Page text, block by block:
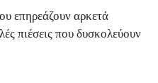
επηρεάζουν αρκετά
πιέσεις που δυσκολεύουν